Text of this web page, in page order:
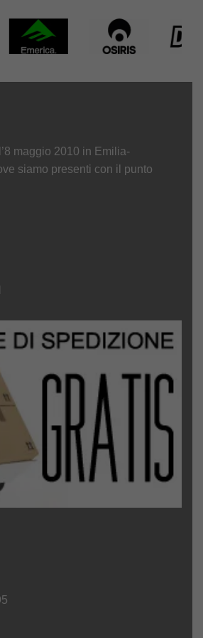
maggio 2010 in Emilia-
siamo presenti con il punto